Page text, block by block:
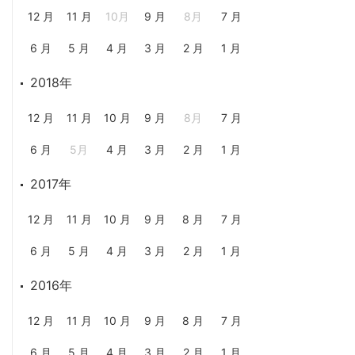
12 月 11 月 10月 9 月 8月 7 月
6 月 5 月 4 月 3 月 2 月 1 月
2018年
12 月 11 月 10 月 9 月 8月 7 月
6 月 5月 4 月 3 月 2 月 1 月
2017年
12 月 11 月 10 月 9 月 8 月 7 月
6 月 5 月 4 月 3 月 2 月 1 月
2016年
12 月 11 月 10 月 9 月 8 月 7 月